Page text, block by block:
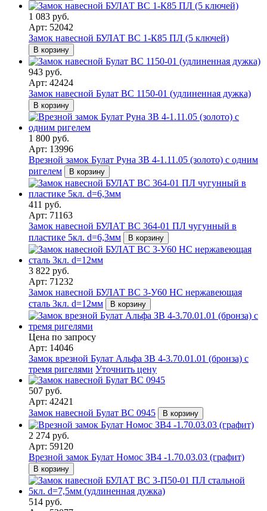
1 083 руб.
Арт: 52042
Замок навесной БУЛАТ ВС 1-К85 ПЛ (5 ключей)
В корзину
943 руб.
Арт: 42424
Замок навесной Булат ВС 1150-01 (удлиненная дужка)
В корзину
1 800 руб.
Арт: 13996
Врезной замок Булат Руна ЗВ 4-1.11.05 (золото) с одним
ригелем
В корзину
411 руб.
Арт: 71163
Замок навесной БУЛАТ ВС 364-01 ПЛ чугунный в
пластике 5кл. d=6,3мм
В корзину
3 822 руб.
Арт: 71232
Замок навесной БУЛАТ ВС 3-У60 НС нержавеющая
сталь 3кл. d=12мм
В корзину
Цена по запросу
Арт: 14046
Замок врезной Булат Альфа ЗВ 4-3.70.01.01 (бронза) с
тремя ригелями Уточнить цену
507 руб.
Арт: 42421
Замок навесной Булат ВС 0945
В корзину
2 274 руб.
Арт: 59120
Врезной замок Булат Номос ЗВ4 -1.70.03.03 (графит)
В корзину
514 руб.